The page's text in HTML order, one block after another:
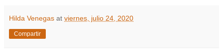
Hilda Venegas at viernes, julio 24, 2020
Compartir